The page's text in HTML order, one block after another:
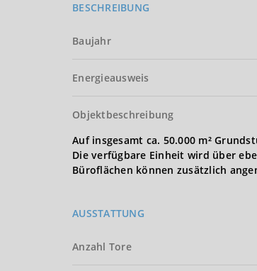
BESCHREIBUNG
Baujahr
Energieausweis
Objektbeschreibung
Auf insgesamt ca. 50.000 m²
Die verfügbare Einheit wird über
Büroflächen können zusätzlich
AUSSTATTUNG
Anzahl Tore